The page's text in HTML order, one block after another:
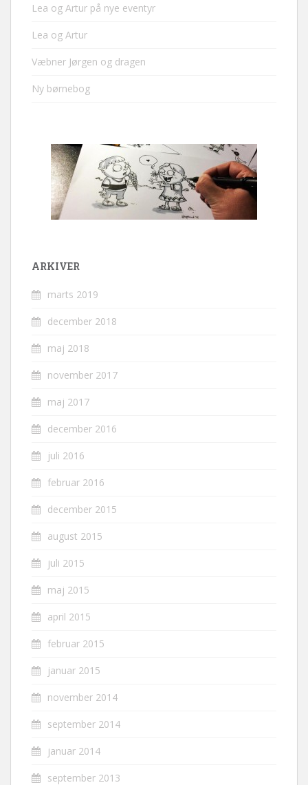
Lea og Artur på nye eventyr
Lea og Artur
Væbner Jørgen og dragen
Ny børnebog
ARKIVER
marts 2019
december 2018
maj 2018
november 2017
maj 2017
december 2016
juli 2016
februar 2016
december 2015
august 2015
juli 2015
maj 2015
april 2015
februar 2015
januar 2015
november 2014
september 2014
januar 2014
september 2013